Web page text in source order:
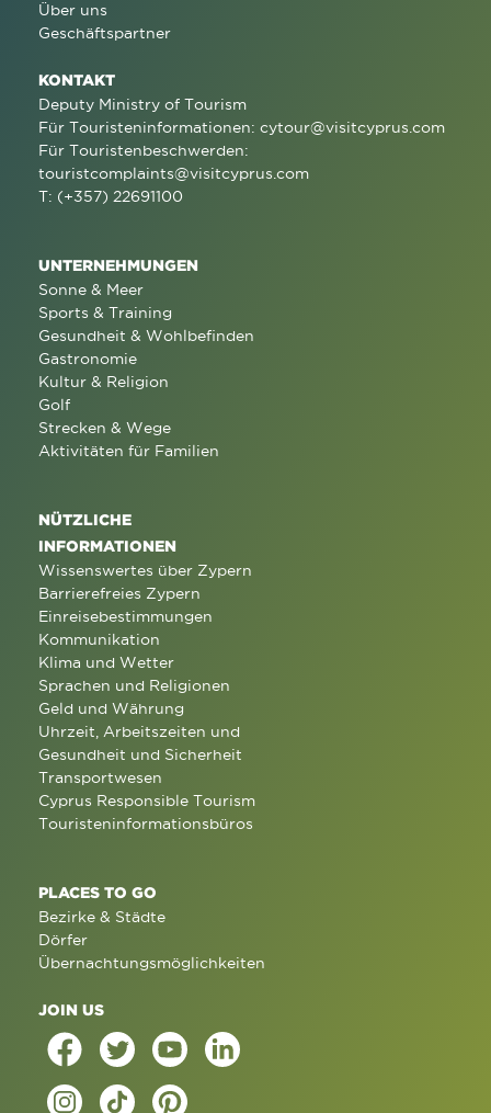
Über uns
Geschäftspartner
KONTAKT
Deputy Ministry of Tourism
Für Touristeninformationen: cytour@visitcyprus.com
Für Touristenbeschwerden:
touristcomplaints@visitcyprus.com
T: (+357) 22691100
UNTERNEHMUNGEN
Sonne & Meer
Sports & Training
Gesundheit & Wohlbefinden
Gastronomie
Kultur & Religion
Golf
Strecken & Wege
Aktivitäten für Familien
NÜTZLICHE
INFORMATIONEN
Wissenswertes über Zypern
Barrierefreies Zypern
Einreisebestimmungen
Kommunikation
Klima und Wetter
Sprachen und Religionen
Geld und Währung
Uhrzeit, Arbeitszeiten und
Gesundheit und Sicherheit
Transportwesen
Cyprus Responsible Tourism
Touristeninformationsbüros
PLACES TO GO
Bezirke & Städte
Dörfer
Übernachtungsmöglichkeiten
JOIN US